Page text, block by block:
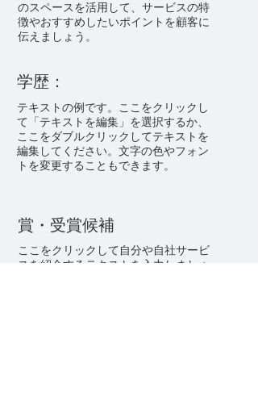
のスペースを活用して、サービスの特
徴やおすすめしたいポイントを顧客に
伝えましょう。
学歴：
テキストの例です。ここをクリックし
て「テキストを編集」を選択するか、
ここをダブルクリックしてテキストを
編集してください。文字の色やフォン
トを変更することもできます。
賞・受賞候補
ここをクリックして自分や自社サービ
スを紹介するテキストを入力しましょ